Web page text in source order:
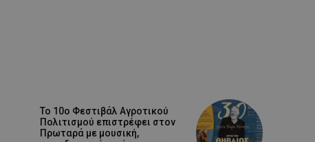
Το 10ο Φεστιβάλ Αγροτικού
Πολιτισμού επιστρέφει στον
Πρωταρά με μουσική,